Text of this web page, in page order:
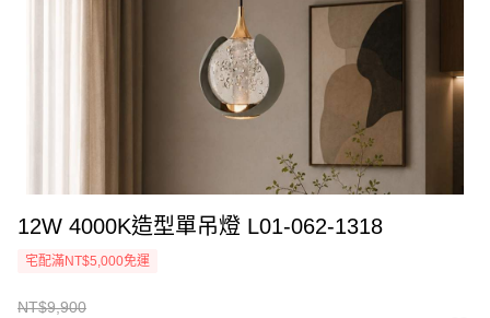
12W 4000K造型單吊燈 L01-062-1318
宅配滿NT$5,000免運
NT$9,900